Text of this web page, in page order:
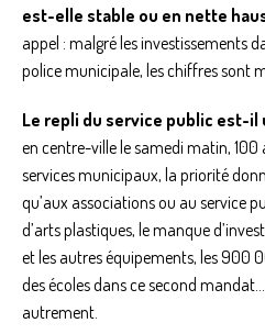
est-elle stable ou en nette
appel : malgré les investissements
police municipale, les chiffres sont
Le repli du service public est-il
en centre-ville le samedi matin, 100
services municipaux, la priorité
qu’aux associations ou au service
d’arts plastiques, le manque
et les autres équipements, les 900
des écoles dans ce second
autrement.